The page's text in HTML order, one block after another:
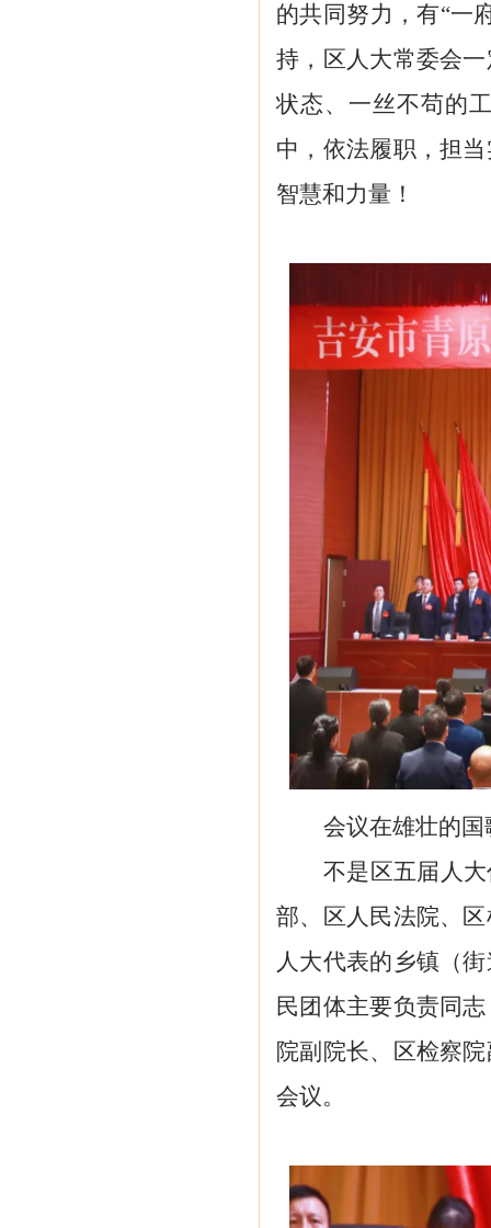
的共同努力，有“一
持，区人大常委会
状态、一丝不苟的
中，依法履职，担
智慧和力量！
会议在雄壮的
不是区五届人
部、区人民法院、
人大代表的乡镇（
民团体主要负责同
院副院长、区检察
会议。